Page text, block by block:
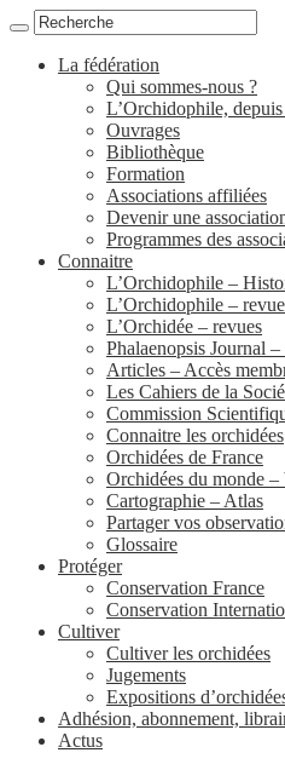
La fédération
Qui sommes-nous ?
L’Orchidophile,
Ouvrages
Bibliothèque
Formation
Associations affiliées
Devenir une
Programmes des
Connaitre
L’Orchidophile –
L’Orchidophile –
L’Orchidée – revues
Phalaenopsis Journal –
Articles – Accès
Les Cahiers de la
Commission
Connaitre les orchidées
Orchidées de France
Orchidées du monde
Cartographie – Atlas
Partager vos
Glossaire
Protéger
Conservation France
Conservation
Cultiver
Cultiver les orchidées
Jugements
Expositions
Adhésion, abonnement,
Actus